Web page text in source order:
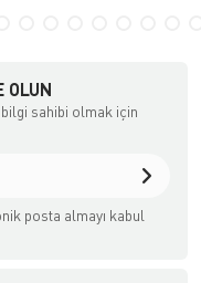
OLUN
bilgi sahibi olmak için
posta almayı kabul